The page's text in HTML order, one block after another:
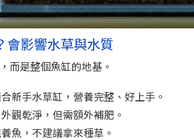
會影響水草與水質
而是整個魚缸的地基。
新手水草缸，營養完整、好上手。
外觀乾淨，但需額外補肥。
魚，不建議拿來種草。